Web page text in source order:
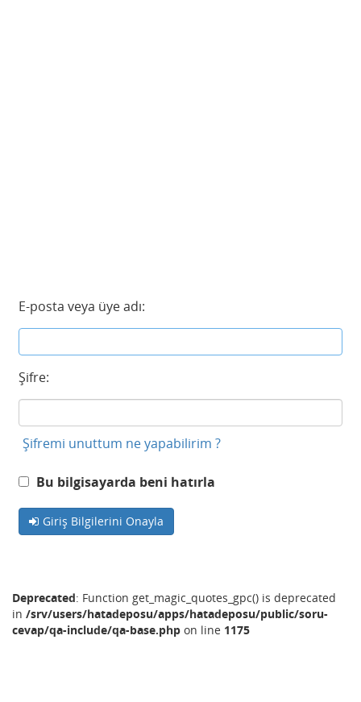
E-posta veya üye adı:
Şifre:
Şifremi unuttum ne yapabilirim ?
Bu bilgisayarda beni hatırla
Giriş Bilgilerini Onayla
Deprecated: Function get_magic_quotes_gpc() is deprecated
in /srv/users/hatadeposu/apps/hatadeposu/public/soru-
cevap/qa-include/qa-base.php on line 1175